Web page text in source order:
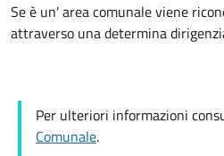
Se è un' area comunale viene
attraverso una determina
Per ulteriori informazioni
Comunale.